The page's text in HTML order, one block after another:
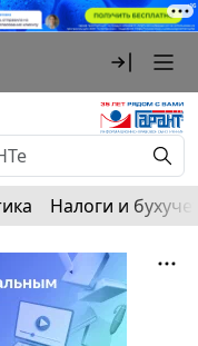
Налоги и